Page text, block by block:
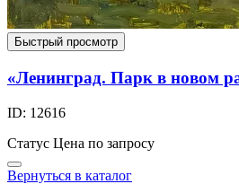
Быстрый просмотр
«Ленинград. Парк в новом
ID: 12616
Статус Цена по запросу
Вернуться в каталог